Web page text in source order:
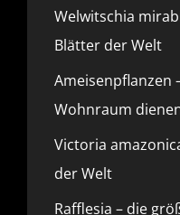
Welwitschia
Blätter der Welt
Ameisenpflanzen
Wohnraum
Victoria
der Welt
Rafflesia – die